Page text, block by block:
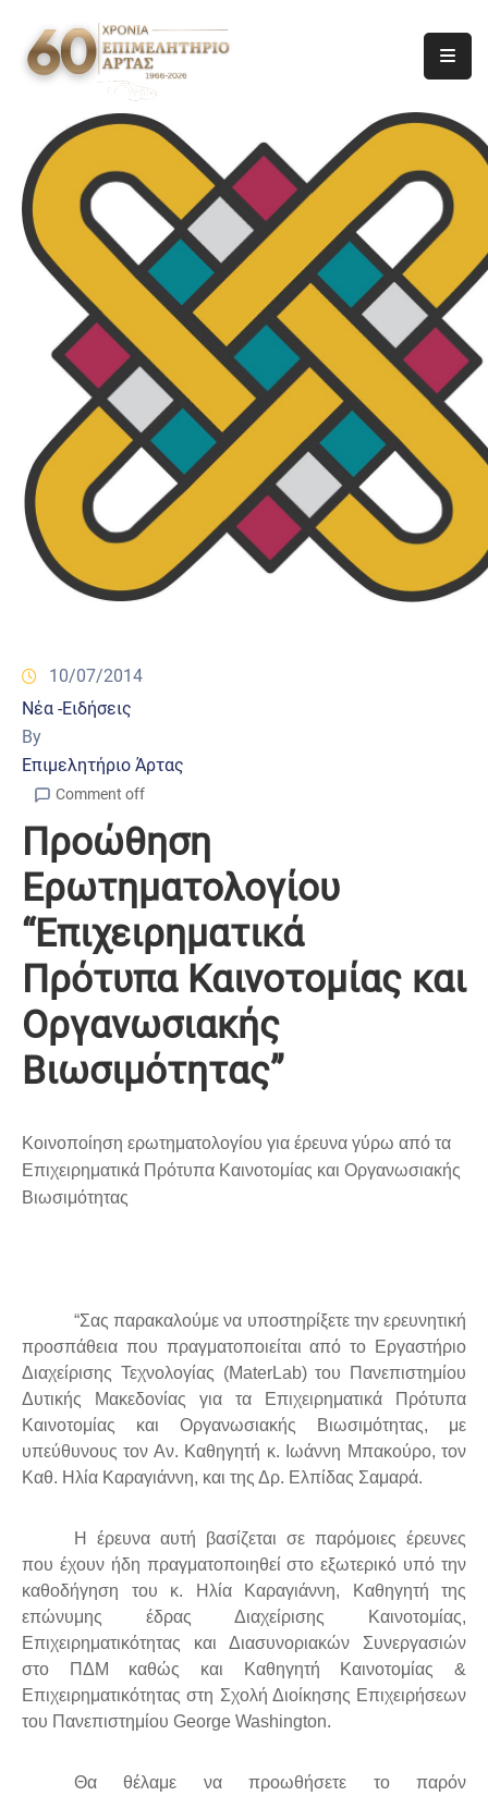
10/07/2014
Νέα -Ειδήσεις
By
Επιμελητήριο Άρτας
Comment off
Προώθηση
Ερωτηματολογίου
“Επιχειρηματικά
Πρότυπα Καινοτομίας και
Οργανωσιακής
Βιωσιμότητας”
Κοινοποίηση ερωτηματολογίου για έρευνα γύρω από τα
Επιχειρηματικά Πρότυπα Καινοτομίας και Οργανωσιακής
Βιωσιμότητας
“Σας παρακαλούμε να υποστηρίξετε την ερευνητική
προσπάθεια που πραγματοποιείται από το Εργαστήριο
Διαχείρισης Τεχνολογίας (MaterLab) του Πανεπιστημίου
Δυτικής Μακεδονίας για τα Επιχειρηματικά Πρότυπα
Καινοτομίας και Οργανωσιακής Βιωσιμότητας, με
υπεύθυνους τον Αν. Καθηγητή κ. Ιωάννη Μπακούρο, τον
Καθ. Ηλία Καραγιάννη, και της Δρ. Ελπίδας Σαμαρά.
Η έρευνα αυτή βασίζεται σε παρόμοιες έρευνες
που έχουν ήδη πραγματοποιηθεί στο εξωτερικό υπό την
καθοδήγηση του κ. Ηλία Καραγιάννη, Καθηγητή της
επώνυμης έδρας Διαχείρισης Καινοτομίας,
Επιχειρηματικότητας και Διασυνοριακών Συνεργασιών
στο ΠΔΜ καθώς και Καθηγητή Καινοτομίας &
Επιχειρηματικότητας στη Σχολή Διοίκησης Επιχειρήσεων
του Πανεπιστημίου George Washington.
Θα θέλαμε να προωθήσετε το παρόν